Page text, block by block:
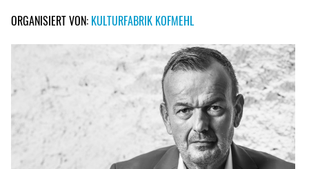
ORGANISIERT VON: KULTURFABRIK KOFMEHL